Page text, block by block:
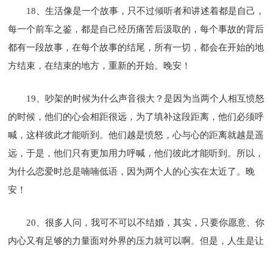
18、生活像是一个故事，只不过倾听者和讲述着都是自己，
每一个前车之鉴，都是自己经历痛苦后汲取的，每个事故的背后
都有一段故事，在每个故事的结尾，所有一切，都会在开始的地
方结束，在结束的地方，重新的开始。晚安！
19、吵架的时候为什么声音很大？是因为当两个人相互愤怒
的时候，他们的心会相距很远，为了填补这段距离，他们必须呼
喊，这样彼此才能听到。他们越是愤怒，心与心的距离就越是遥
远，于是，他们只有更加用力呼喊，他们彼此才能听到。所以，
为什么恋爱时总是喃喃低语，因为两个人的心实在太近了。晚
安！
20、很多人问，我可不可以不结婚，其实，只要你愿意、你
内心又有足够的力量面对外界的压力就可以啊。但是，人生是让